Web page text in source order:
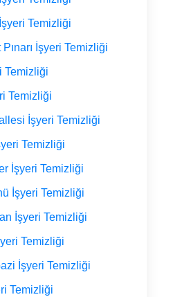
Temizliği
İşyeri Temizliği
Temizliği
Temizliği
İşyeri Temizliği
Temizliği
İşyeri Temizliği
İşyeri Temizliği
İşyeri Temizliği
Temizliği
İşyeri Temizliği
Temizliği